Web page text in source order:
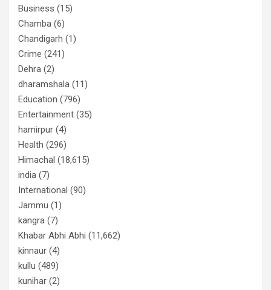
Business (15)
Chamba (6)
Chandigarh (1)
Crime (241)
Dehra (2)
dharamshala (11)
Education (796)
Entertainment (35)
hamirpur (4)
Health (296)
Himachal (18,615)
india (7)
International (90)
Jammu (1)
kangra (7)
Khabar Abhi Abhi (11,662)
kinnaur (4)
kullu (489)
kunihar (2)